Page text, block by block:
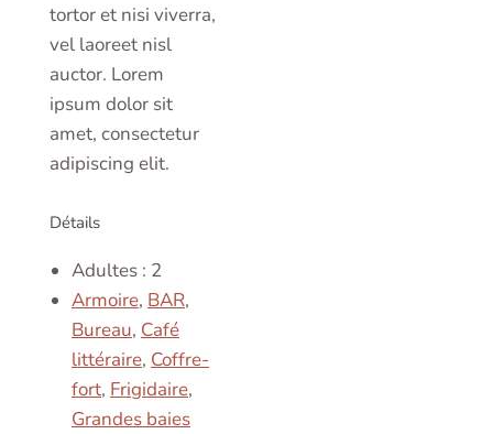
tortor et nisi viverra,
vel laoreet nisl
auctor. Lorem
ipsum dolor sit
amet, consectetur
adipiscing elit.
Détails
Adultes : 2
Armoire, BAR,
Bureau, Café
littéraire, Coffre-
fort, Frigidaire,
Grandes baies